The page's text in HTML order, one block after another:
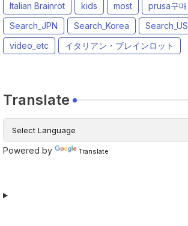
Italian Brainrot
kids most prusa구매
Search_JPN
Search_Korea Search_US
video_etc
イタリアン・ブレインロット
Translate
Powered by Translate